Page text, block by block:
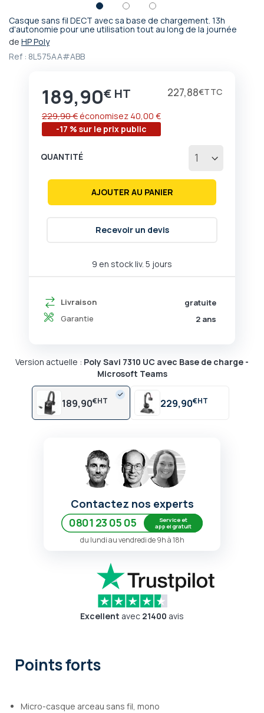
Casque sans fil DECT avec sa base de chargement. 13h
d'autonomie pour une utilisation tout au long de la journée
de HP Poly
Ref : 8L575AA#ABB
Prix
189,90€ 227,88€
-17 % sur le prix public
229,90 € économisez 40,00 €
9 en stock liv. 5 jours
Livraison
gratuite
Garantie
2 ans
QUANTITÉ
AJOUTER AU PANIER
Recevoir un devis
Version actuelle : Poly Savi 7310 UC avec Base de charge -
Microsoft Teams
189,90€ 229,90€
Passer
au
de
d’images
Contactez nos experts
0801 23 05 05
Service et
appel gratuit
du lundi au vendredi de 9h à 18h
Excellent avec 21400 avis
Points forts
Micro-casque arceau sans fil, mono